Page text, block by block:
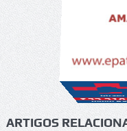
ARTIGOS